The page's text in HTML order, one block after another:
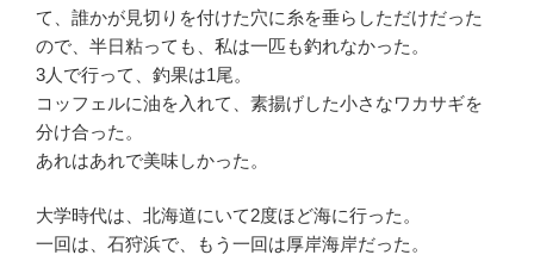
て、誰かが見切りを付けた穴に糸を垂らしただけだった
ので、半日粘っても、私は一匹も釣れなかった。
3人で行って、釣果は1尾。
コッフェルに油を入れて、素揚げした小さなワカサギを
分け合った。
あれはあれで美味しかった。
大学時代は、北海道にいて2度ほど海に行った。
一回は、石狩浜で、もう一回は厚岸海岸だった。